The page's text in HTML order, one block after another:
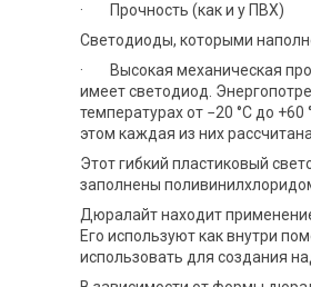
· Прочность (как и у ПВХ)
Светодиоды, которыми
· Высокая механическая
имеет светодиод.
температурах от −20 °C до
этом каждая из них
Этот гибкий пластиковый
заполнены
Дюралайт находит
Его используют как внутри
использовать для создания